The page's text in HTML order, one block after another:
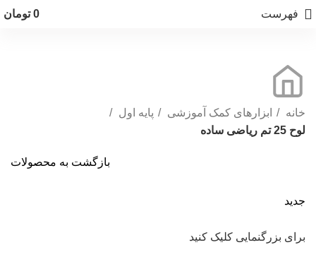
فهرست 0 تومان
خانه ابزارهای کمک آموزشی
پایه اول
لوح 25 تم ریاضی ساده
بازگشت به محصولات
جدید
برای بزرگنمایی کلیک کنید